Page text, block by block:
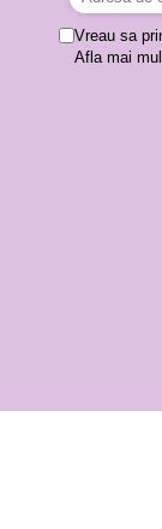
Vreau sa
Afla mai